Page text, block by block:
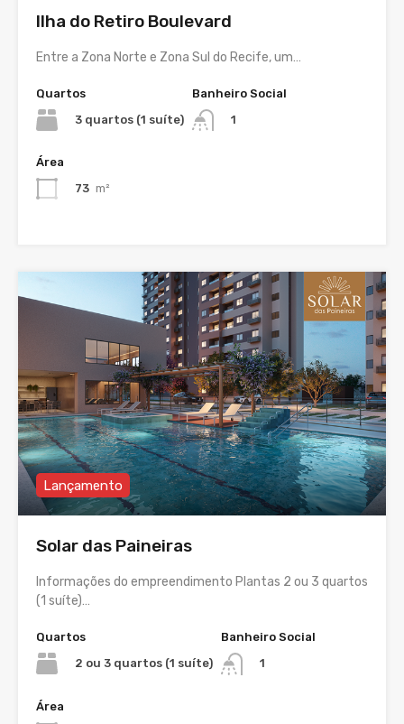
Ilha do Retiro Boulevard
Entre a Zona Norte e Zona Sul do Recife, um…
Quartos
3 quartos (1 suíte)
Banheiro Social
1
Área
73 m²
Lançamento
Solar das Paineiras
Informações do empreendimento Plantas 2 ou 3 quartos
(1 suíte)…
Quartos
2 ou 3 quartos (1 suíte)
Banheiro Social
1
Área